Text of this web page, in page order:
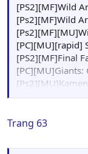
[PS2][MF]Wild
[Ps2][MF]Wild
[PC][MU][rapid]
[PS2][MF]Final
[PC][MU]Giants:
Trang 63